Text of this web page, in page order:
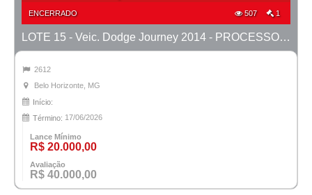
ENCERRADO 507 1
LOTE 15 - Veic. Dodge Journey 2014 - PROCESSO 0010757-52.2024-42ª BH
2612
Belo Horizonte, MG
Início:
Término: 17/06/2026
Lance Mínimo
R$ 20.000,00
Avaliação
R$ 40.000,00